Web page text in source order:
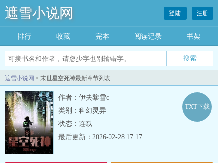
遮雪小说网 登陆 注册
排行 收藏 完本 阅读记录 书架
遮雪小说网 > 末世星空死神最新章节列表
作者：伊夫黎雪c
类别：科幻灵异
状态：连载
TXT下载
最后更新：2026-02-28 17:17